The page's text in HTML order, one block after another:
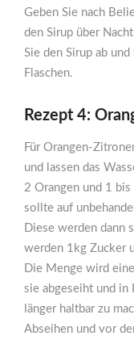
Geben Sie nach
den Sirup über
Sie den Sirup ab
Flaschen.
Rezept 4:
Für Orangen-
und lassen das
2 Orangen und 1
sollte auf
Diese werden dann
werden 1kg Zucker
Die Menge wird
sie abgeseiht und in
länger haltbar zu
Abseihen und vor